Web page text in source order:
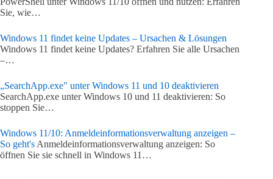
Sie, wie…
Windows 11 findet keine Updates – Ursachen & Lösungen
Windows 11 findet keine Updates? Erfahren Sie alle Ursachen
–…
„SearchApp.exe" unter Windows 11 und 10 deaktivieren
SearchApp.exe unter Windows 10 und 11 deaktivieren: So
stoppen Sie…
Windows 11/10: Anmeldeinformationsverwaltung anzeigen –
So geht'sAnmeldeinformationsverwaltung anzeigen: So
öffnen Sie sie schnell in Windows 11…